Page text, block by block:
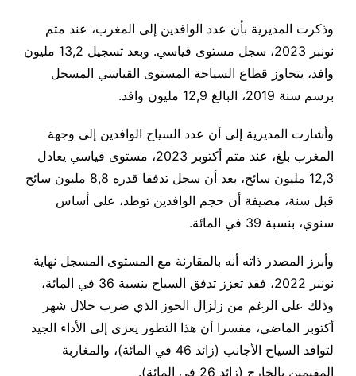
وذكرت المديرية بأن عدد الوافدين إلى المغرب، عند متم
نونبر 2023، سجل مستوى قياسي. وبعد تسجيل 13,2 مليون
وافد، يتجاوز قطاع السياحة المستوى القياسي المسجل
برسم سنة 2019، البالغ 12,9 مليون وافد.
وأشارت المديرية إلى أن عدد السياح الوافدين إلى وجهة
المغرب بلغ، عند متم أكتوبر 2023، مستوى قياسي يعادل
12,3 مليون سائح، بعد أن سجل تدفقا قدره 8,8 مليون سائح
قبل سنة، مضيفة أن حجم الوافدين توطد، على أساس
سنوي، بنسبة 39 في المائة.
وأبرز المصدر ذاته أنه بالمقارنة مع المستوى المسجل نهاية
نونبر 2022، فقد تعزز تدفق السياح بنسبة 36 في المائة،
وذلك على الرغم من زلزال الحوز الذي ضرب خلال شهر
أكتوبر الماضي، مفسرا أن هذا التطور يعزى إلى الأداء الجيد
لتوافد السياح الأجانب (زائد 46 في المائة)، والمغاربة
المقيمين بالخارج (زائد 26 في المائة).